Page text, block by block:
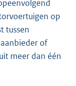
op
tussen
of
meer dan één